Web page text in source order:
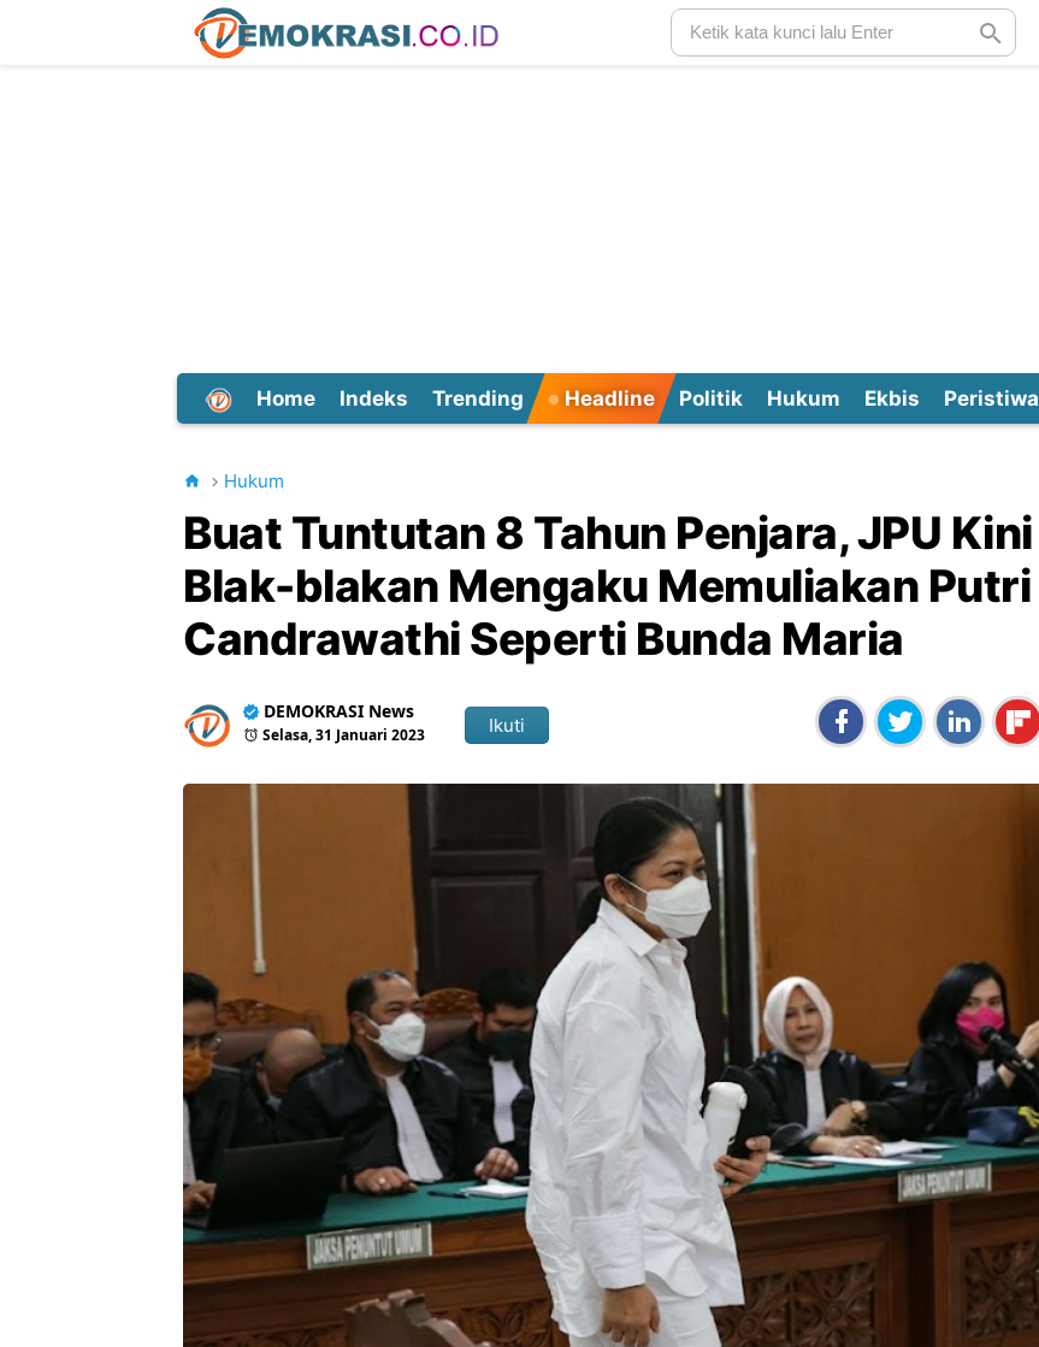
Home Indeks Trending Headline Politik Hukum Ekbis Peristiwa
Hukum
Buat Tuntutan 8 Tahun Penjara, JPU Kini
Blak-blakan Mengaku Memuliakan Putri
Candrawathi Seperti Bunda Maria
DEMOKRASI News
Selasa, 31 Januari 2023 Ikuti